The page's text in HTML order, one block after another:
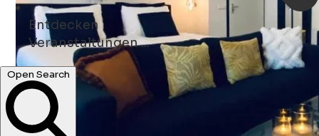
Entdecken
Kunst ...
Open Search